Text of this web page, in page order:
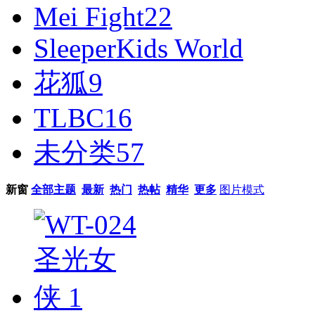
Mei Fight22
SleeperKids World
花狐9
TLBC16
未分类57
新窗 全部主题 最新 热门 热帖 精华 更多 图片模式